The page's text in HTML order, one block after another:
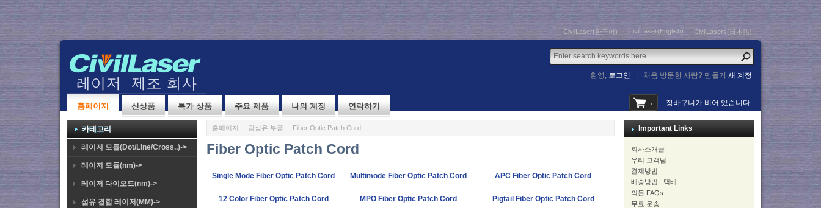
CivilLaser(한국어) CivilLaser(English) CivilLasers(日本語)
환영, 로그인 처음 방문한 사람? 만들기새 계정
홈페이지 신상품 특가 상품 주요 제품 나의 계정 연락하기 장바구니가 비어 있습니다.
카테고리
레이저 모듈(Dot/Line/Cross..)->
레이저 모듈(nm)->
레이저 다이오드(nm)->
섬유 결합 레이저(MM)->
홈페이지 :: 광섬유 부품 :: Fiber Optic Patch Cord
Fiber Optic Patch Cord
Single Mode Fiber Optic Patch Cord Multimode Fiber Optic Patch Cord APC Fiber Optic Patch Cord
12 Color Fiber Optic Patch Cord MPO Fiber Optic Patch Cord Pigtail Fiber Optic Patch Cord
Important Links
회사소개글
우리 고객님
결제방법
배송방법 : 택배
의문 FAQs
무료 운송